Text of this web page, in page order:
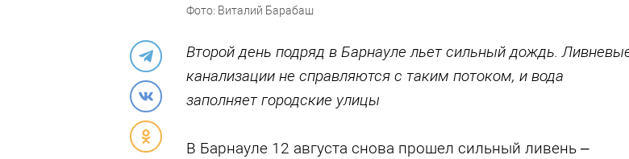
Фото: Виталий Барабаш
Второй день подряд в Барнауле льет сильный дождь.
канализации не справляются с таким потоком, и вода
заполняет городские улицы
В Барнауле 12 августа снова прошел сильный ливень –